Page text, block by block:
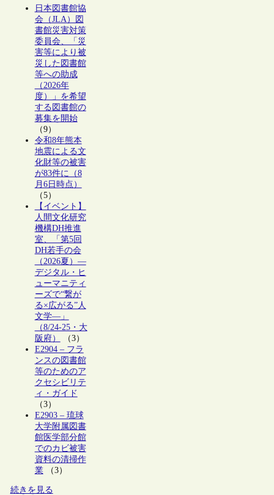
日本図書館協
会（JLA）図
書館災害対策
委員会、「災
害等により被
災した図書館
等への助成
（2026年
度）」を希望
する図書館の
募集を開始
（9）
令和8年熊本
地震による文
化財等の被害
が83件に（8
月6日時点）
（5）
【イベント】
人間文化研究
機構DH推進
室、「第5回
DH若手の会
（2026夏）―
デジタル・ヒ
ューマニティ
ーズで“繋が
る×広がる”人
文学―」
（8/24-25・大
阪府）
（3）
E2904 – フラ
ンスの図書館
等のためのア
クセシビリテ
ィ・ガイド
（3）
E2903 – 琉球
大学附属図書
館医学部分館
でのカビ被害
資料の清掃作
業（3）
続きを見る